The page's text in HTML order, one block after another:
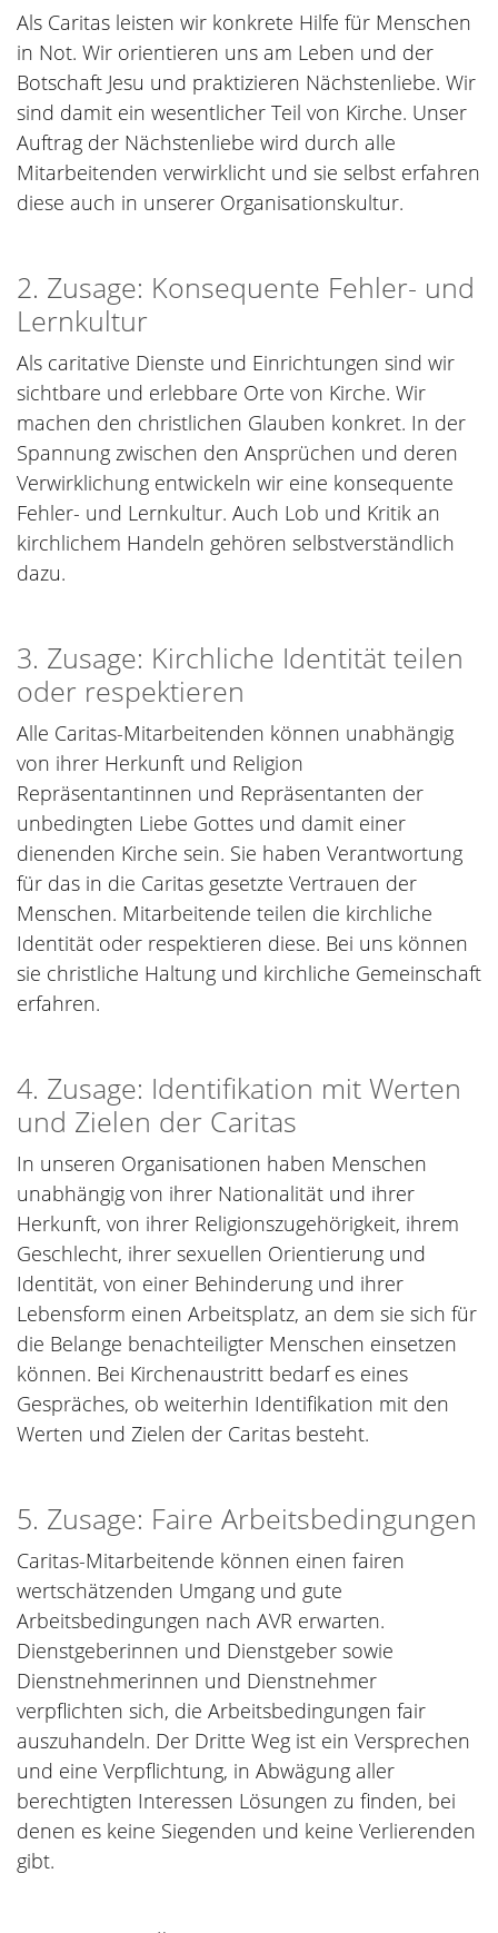
Als Caritas leisten wir konkrete Hilfe für Menschen
in Not. Wir orientieren uns am Leben und der
Botschaft Jesu und praktizieren Nächstenliebe. Wir
sind damit ein wesentlicher Teil von Kirche. Unser
Auftrag der Nächstenliebe wird durch alle
Mitarbeitenden verwirklicht und sie selbst erfahren
diese auch in unserer Organisationskultur.
2. Zusage: Konsequente Fehler- und
Lernkultur
Als caritative Dienste und Einrichtungen sind wir
sichtbare und erlebbare Orte von Kirche. Wir
machen den christlichen Glauben konkret. In der
Spannung zwischen den Ansprüchen und deren
Verwirklichung entwickeln wir eine konsequente
Fehler- und Lernkultur. Auch Lob und Kritik an
kirchlichem Handeln gehören selbstverständlich
dazu.
3. Zusage: Kirchliche Identität teilen
oder respektieren
Alle Caritas-Mitarbeitenden können unabhängig
von ihrer Herkunft und Religion
Repräsentantinnen und Repräsentanten der
unbedingten Liebe Gottes und damit einer
dienenden Kirche sein. Sie haben Verantwortung
für das in die Caritas gesetzte Vertrauen der
Menschen. Mitarbeitende teilen die kirchliche
Identität oder respektieren diese. Bei uns können
sie christliche Haltung und kirchliche Gemeinschaft
erfahren.
4. Zusage: Identifikation mit Werten
und Zielen der Caritas
In unseren Organisationen haben Menschen
unabhängig von ihrer Nationalität und ihrer
Herkunft, von ihrer Religionszugehörigkeit, ihrem
Geschlecht, ihrer sexuellen Orientierung und
Identität, von einer Behinderung und ihrer
Lebensform einen Arbeitsplatz, an dem sie sich für
die Belange benachteiligter Menschen einsetzen
können. Bei Kirchenaustritt bedarf es eines
Gespräches, ob weiterhin Identifikation mit den
Werten und Zielen der Caritas besteht.
5. Zusage: Faire Arbeitsbedingungen
Caritas-Mitarbeitende können einen fairen
wertschätzenden Umgang und gute
Arbeitsbedingungen nach AVR erwarten.
Dienstgeberinnen und Dienstgeber sowie
Dienstnehmerinnen und Dienstnehmer
verpflichten sich, die Arbeitsbedingungen fair
auszuhandeln. Der Dritte Weg ist ein Versprechen
und eine Verpflichtung, in Abwägung aller
berechtigten Interessen Lösungen zu finden, bei
denen es keine Siegenden und keine Verlierenden
gibt.